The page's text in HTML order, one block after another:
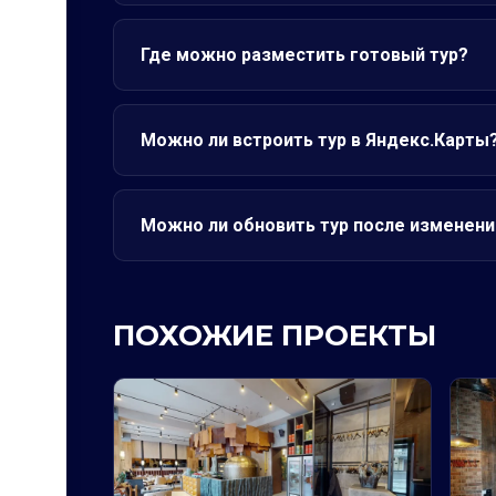
Где можно разместить готовый тур?
Можно ли встроить тур в
Можно ли обновить тур после
ПОХОЖИЕ ПРОЕКТЫ